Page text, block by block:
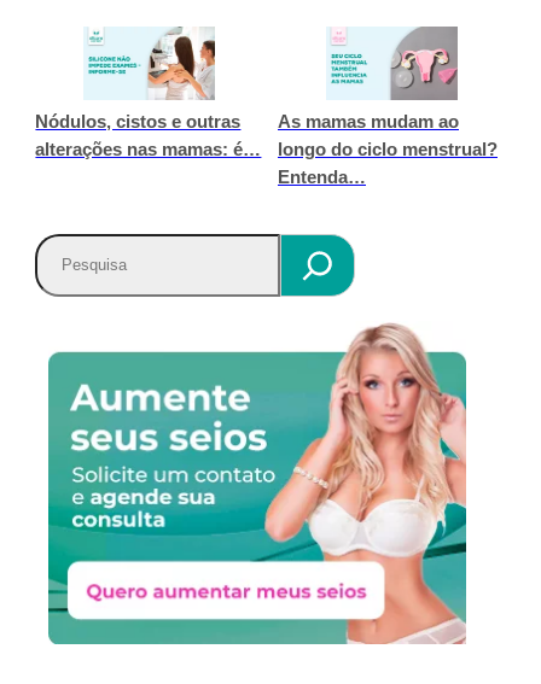
Nódulos, cistos e outras
alterações nas mamas: é…
As mamas mudam ao
longo do ciclo menstrual?
Entenda…
P
e